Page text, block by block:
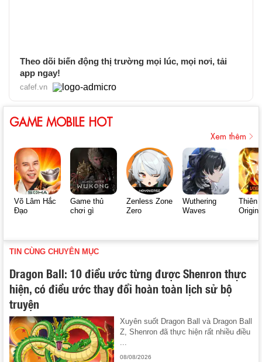
Theo dõi biến động thị trường mọi lúc, mọi nơi, tải
app ngay!
cafef.vn
GAME MOBILE HOT
Xem thêm
Võ Lâm Hắc
Đạo
Game thủ
chơi gì
Zenless Zone
Zero
Wuthering
Waves
Thiên
Origin
TIN CÙNG CHUYÊN MỤC
Dragon Ball: 10 điều ước từng được Shenron thực
hiện, có điều ước thay đổi hoàn toàn lịch sử bộ
truyện
Xuyên suốt Dragon Ball và Dragon Ball
Z, Shenron đã thực hiện rất nhiều điều
...
08/08/2026